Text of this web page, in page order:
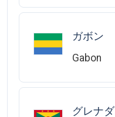
ガボン
Gabon
グレナダ